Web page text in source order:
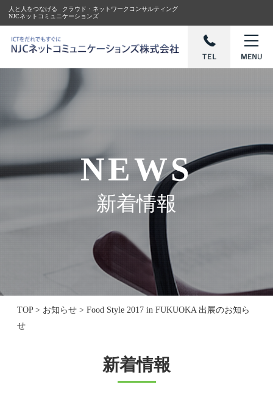
人と人をつなげる
クラウド・ネットワークコンサルティング
NJCネットコミュニケーションズ
NEWS
新着情報
TOP> お知らせ > Food Style 2017 in FUKUOKA 出展のお知ら
せ
新着情報